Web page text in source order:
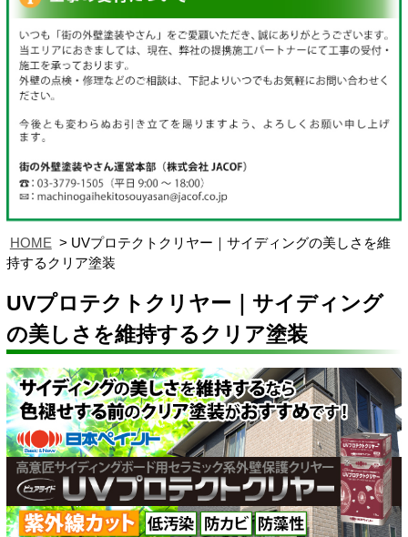
HOME
UVプロテクトクリヤー｜サイディングの美しさを維
持するクリア塗装
UVプロテクトクリヤー｜サイディング
の美しさを維持するクリア塗装